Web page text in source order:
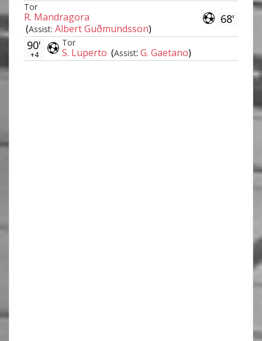
68'
Tor
R. Mandragora
(Assist: Albert Guðmundsson)
Tor
S. Luperto (Assist: G. Gaetano)
90'
+4